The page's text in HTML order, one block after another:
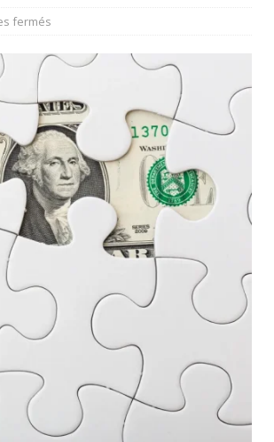
fermés